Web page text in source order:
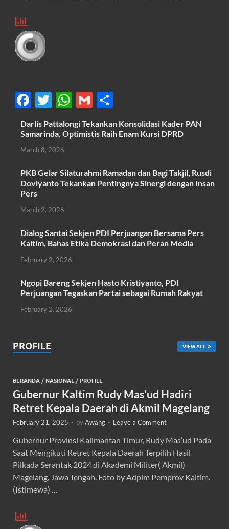
F
ac
e
b
o
o
k
T
w
itt
er
W
h
at
A
p
G
m
ail
h
ar
Darlis Pattalongi Tekankan Konsolidasi Kader PAN
Samarinda, Optimistis Raih Enam Kursi DPRD
March 8, 2026
PKB Gelar Silaturahmi Ramadan dan Bagi Takjil, Rusdi
Doviyanto Tekankan Pentingnya Sinergi dengan Insan
Pers
March 2, 2026
Dialog Santai Sekjen PDI Perjuangan Bersama Pers
Kaltim, Bahas Etika Demokrasi dan Peran Media
February 2, 2026
Ngopi Bareng Sekjen Hasto Kristiyanto, PDI
Perjuangan Tegaskan Partai sebagai Rumah Rakyat
February 2, 2026
PROFILE VIEW ALL
BERANDA / NASIONAL / PROFILE
Gubernur Kaltim Rudy Mas’ud Hadiri
Retret Kepala Daerah di Akmil Magelang
February 21, 2025 - byAwang - Leave a Comment
Gubernur Provinsi Kalimantan Timur, Rudy Mas’ud Pada
Saat Mengikuti Retret Kepala Daerah Terpilih Hasil
Pilkada Serantak 2024 di Akademi Militer( Akmil)
Magelang, Jawa Tengah. Foto by Adpim Pemprov Kaltim.
(Istimewa) …